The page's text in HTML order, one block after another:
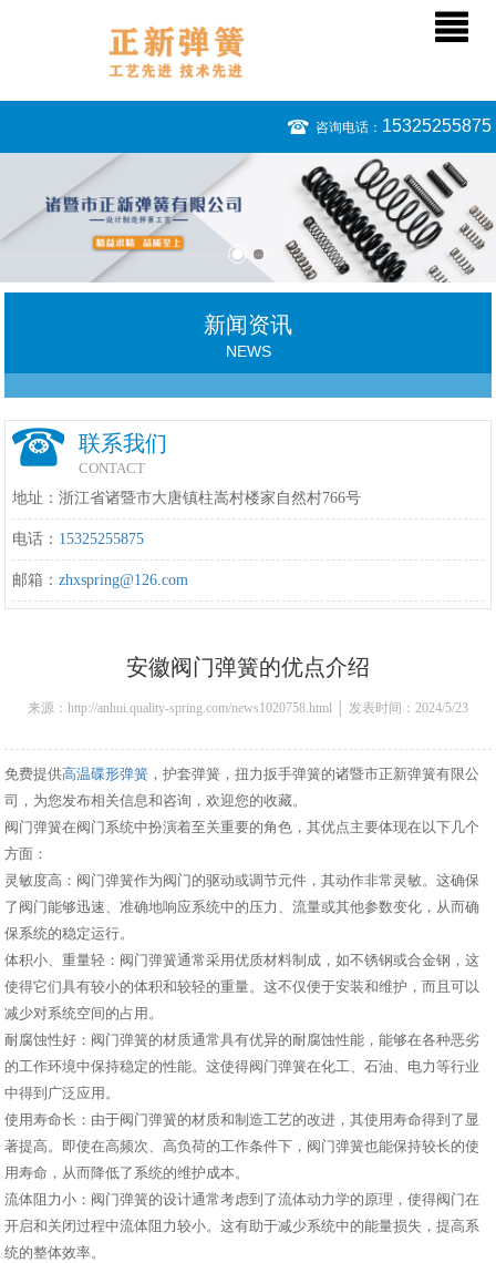
咨询电话： 15325255875
新闻资讯
NEWS
联系我们
CONTACT
地址：浙江省诸暨市大唐镇柱嵩村楼家自然村766号
电话： 15325255875
邮箱：zhxspring@126.com
安徽阀门弹簧的优点介绍
来源：http://anhui.quality-spring.com/news1020758.html │ 发表时间：2024/5/23
免费提供高温碟形弹簧 ，护套弹簧，扭力扳手弹簧的诸暨市正新弹簧有限公
司，为您发布相关信息和咨询，欢迎您的收藏。
阀门弹簧在阀门系统中扮演着至关重要的角色，其优点主要体现在以下几个
方面：
灵敏度高：阀门弹簧作为阀门的驱动或调节元件，其动作非常灵敏。这确保
了阀门能够迅速、准确地响应系统中的压力、流量或其他参数变化，从而确
保系统的稳定运行。
体积小、重量轻：阀门弹簧通常采用优质材料制成，如不锈钢或合金钢，这
使得它们具有较小的体积和较轻的重量。这不仅便于安装和维护，而且可以
减少对系统空间的占用。
耐腐蚀性好：阀门弹簧的材质通常具有优异的耐腐蚀性能，能够在各种恶劣
的工作环境中保持稳定的性能。这使得阀门弹簧在化工、石油、电力等行业
中得到广泛应用。
使用寿命长：由于阀门弹簧的材质和制造工艺的改进，其使用寿命得到了显
著提高。即使在高频次、高负荷的工作条件下，阀门弹簧也能保持较长的使
用寿命，从而降低了系统的维护成本。
流体阻力小：阀门弹簧的设计通常考虑到了流体动力学的原理，使得阀门在
开启和关闭过程中流体阻力较小。这有助于减少系统中的能量损失，提高系
统的整体效率。